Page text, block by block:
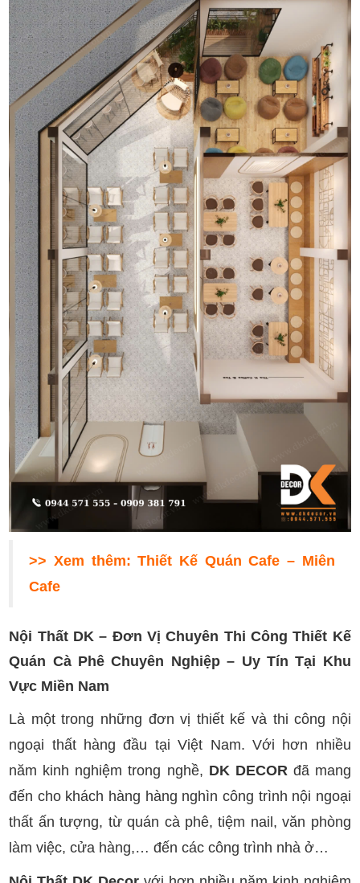
>> Xem thêm:Thiết Kế Quán Cafe – Miên
Cafe
Nội Thất DK – Đơn Vị Chuyên Thi Công Thiết Kế
Quán Cà Phê Chuyên Nghiệp – Uy Tín Tại Khu
Vực Miền Nam
Là một trong những đơn vị thiết kế và thi công nội
ngoại thất hàng đầu tại Việt Nam. Với hơn nhiều
năm kinh nghiệm trong nghề, DK DECOR đã mang
đến cho khách hàng hàng nghìn công trình nội ngoại
thất ấn tượng, từ quán cà phê, tiệm nail, văn phòng
làm việc, cửa hàng,… đến các công trình nhà ở…